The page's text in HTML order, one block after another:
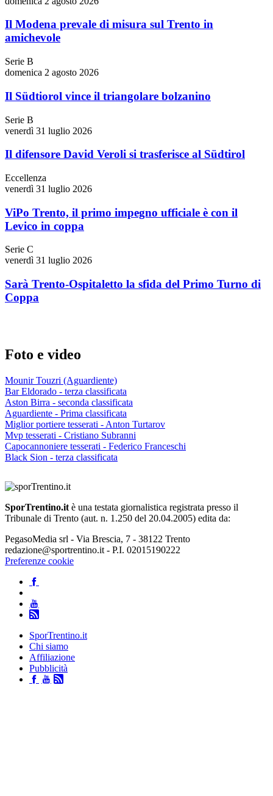
Il Modena prevale di misura sul Trento in
amichevole
Serie B
domenica 2 agosto 2026
Il Südtiorol vince il triangolare bolzanino
Serie B
venerdì 31 luglio 2026
Il difensore David Veroli si trasferisce al Südtirol
Eccellenza
venerdì 31 luglio 2026
ViPo Trento, il primo impegno ufficiale è con il
Levico in coppa
Serie C
venerdì 31 luglio 2026
Sarà Trento-Ospitaletto la sfida del Primo Turno di
Coppa
Foto e video
Mounir Touzri (Aguardiente)
Bar Eldorado - terza classificata
Aston Birra - seconda classificata
Aguardiente - Prima classificata
Miglior portiere tesserati - Anton Turtarov
Mvp tesserati - Cristiano Subranni
Capocannoniere tesserati - Federico Franceschi
Black Sion - terza classificata
SporTrentino.it è una testata giornalistica registrata presso il
Tribunale di Trento (aut. n. 1.250 del 20.04.2005) edita da:
PegasoMedia srl - Via Brescia, 7 - 38122 Trento
redazione@sportrentino.it - P.I. 02015190222
Preferenze cookie
SporTrentino.it
Chi siamo
Affiliazione
Pubblicità